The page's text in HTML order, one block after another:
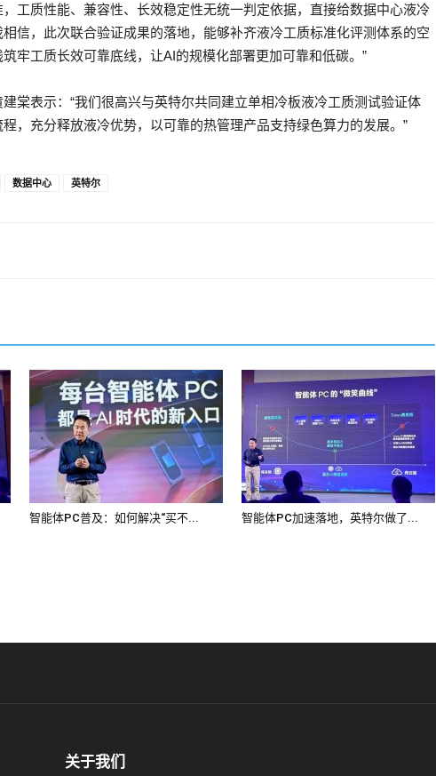
工质性能、兼容性、长效稳定性无统一判定依据，直接给数据中心液冷
信，此次联合验证成果的落地，能够补齐液冷工质标准化评测体系的空
牢工质长效可靠底线，让AI的规模化部署更加可靠和低碳。”
棠表示：“我们很高兴与英特尔共同建立单相冷板液冷工质测试验证体
，充分释放液冷优势，以可靠的热管理产品支持绿色算力的发展。”
数据中心 英特尔
智能体PC普及：如何解决“买不... 智能体PC加速落地，英特尔做了...
关于我们